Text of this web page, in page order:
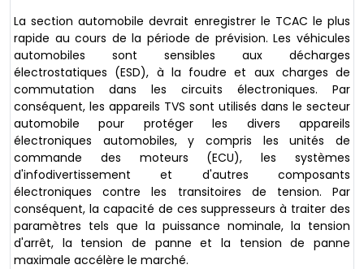
La section automobile devrait enregistrer le TCAC le plus
rapide au cours de la période de prévision. Les véhicules
automobiles sont sensibles aux décharges
électrostatiques (ESD), à la foudre et aux charges de
commutation dans les circuits électroniques. Par
conséquent, les appareils TVS sont utilisés dans le secteur
automobile pour protéger les divers appareils
électroniques automobiles, y compris les unités de
commande des moteurs (ECU), les systèmes
d'infodivertissement et d'autres composants
électroniques contre les transitoires de tension. Par
conséquent, la capacité de ces suppresseurs à traiter des
paramètres tels que la puissance nominale, la tension
d'arrêt, la tension de panne et la tension de panne
maximale accélère le marché.